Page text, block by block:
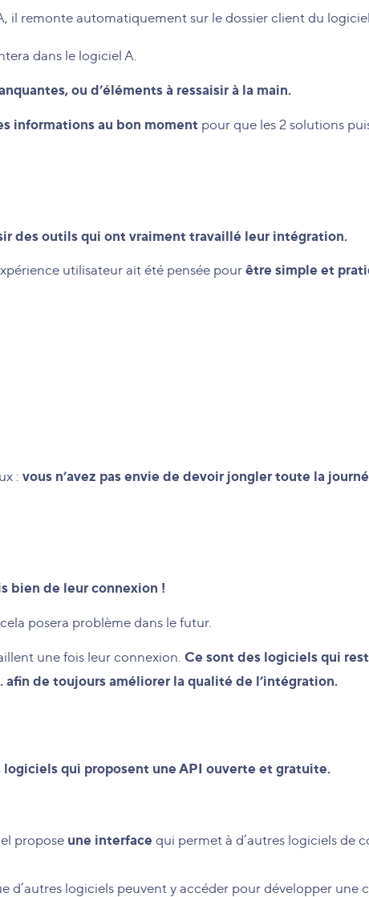
il remonte automatiquement sur le dossier client du
dans le logiciel A.
ou d’éléments à ressaisir à la main.
informations au bon momentpour que les 2 solutions
des outils qui ont vraiment travaillé leur intégration.
utilisateur ait été pensée pourêtre simple et
: vous n’avez pas envie de devoir jongler toute la
bien de leur connexion !
posera problème dans le futur.
une fois leur connexion. Ce sont des logiciels qui
de toujours améliorer la qualité de l’intégration.
qui proposent une API ouverte et gratuite.
propose une interface qui permet à d’autres logiciels de
d’autres logiciels peuvent y accéder pour développer une